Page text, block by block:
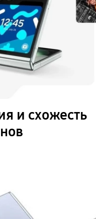
и схожесть